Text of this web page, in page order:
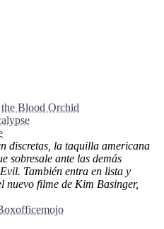
Blood Orchid
discretas, la taquilla americana
sobresale ante las demás
También entra en lista y
nuevo filme de Kim Basinger,